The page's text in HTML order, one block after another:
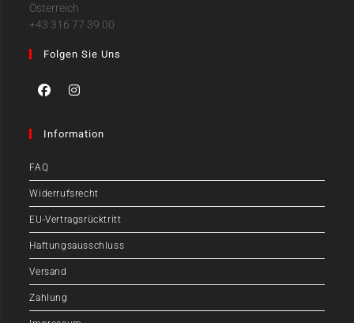
Österreich
+43 316 77 39 00
Folgen Sie Uns
Information
FAQ
Widerrufsrecht
EU-Vertragsrücktritt
Haftungsausschluss
Versand
Zahlung